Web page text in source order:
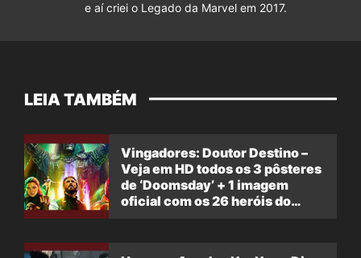
e aí criei o Legado da Marvel em 2017.
LEIA TAMBÉM
Vingadores: Doutor Destino –
Veja em HD todos os 3 pôsteres
de ‘Doomsday’ + 1 imagem
oficial com os 26 heróis do